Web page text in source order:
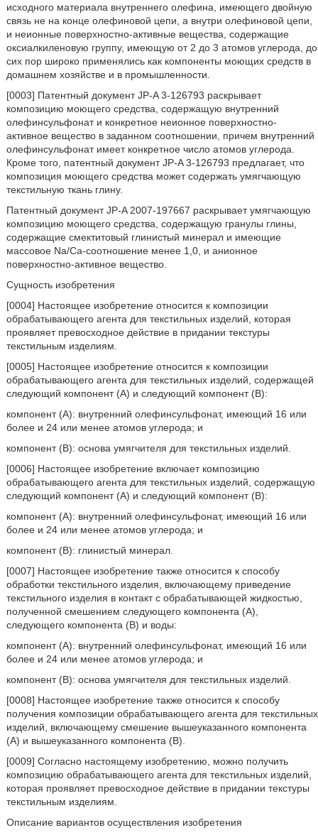
исходного материала внутреннего олефина, имеющего двойную
связь не на конце олефиновой цепи, а внутри олефиновой цепи,
и неионные поверхностно-активные вещества, содержащие
оксиалкиленовую группу, имеющую от 2 до 3 атомов углерода, до
сих пор широко применялись как компоненты моющих средств в
домашнем хозяйстве и в промышленности.
[0003] Патентный документ JP-A 3-126793 раскрывает
композицию моющего средства, содержащую внутренний
олефинсульфонат и конкретное неионное поверхностно-
активное вещество в заданном соотношении, причем внутренний
олефинсульфонат имеет конкретное число атомов углерода.
Кроме того, патентный документ JP-A 3-126793 предлагает, что
композиция моющего средства может содержать умягчающую
текстильную ткань глину.
Патентный документ JP-A 2007-197667 раскрывает умягчающую
композицию моющего средства, содержащую гранулы глины,
содержащие смектитовый глинистый минерал и имеющие
массовое Na/Са-соотношение менее 1,0, и анионное
поверхностно-активное вещество.
Сущность изобретения
[0004] Настоящее изобретение относится к композиции
обрабатывающего агента для текстильных изделий, которая
проявляет превосходное действие в придании текстуры
текстильным изделиям.
[0005] Настоящее изобретение относится к композиции
обрабатывающего агента для текстильных изделий, содержащей
следующий компонент (А) и следующий компонент (В):
компонент (А): внутренний олефинсульфонат, имеющий 16 или
более и 24 или менее атомов углерода; и
компонент (В): основа умягчителя для текстильных изделий.
[0006] Настоящее изобретение включает композицию
обрабатывающего агента для текстильных изделий, содержащую
следующий компонент (А) и следующий компонент (В):
компонент (А): внутренний олефинсульфонат, имеющий 16 или
более и 24 или менее атомов углерода; и
компонент (В): глинистый минерал.
[0007] Настоящее изобретение также относится к способу
обработки текстильного изделия, включающему приведение
текстильного изделия в контакт с обрабатывающей жидкостью,
полученной смешением следующего компонента (А),
следующего компонента (В) и воды:
компонент (А): внутренний олефинсульфонат, имеющий 16 или
более и 24 или менее атомов углерода; и
компонент (В): основа умягчителя для текстильных изделий.
[0008] Настоящее изобретение также относится к способу
получения композиции обрабатывающего агента для текстильных
изделий, включающему смешение вышеуказанного компонента
(А) и вышеуказанного компонента (В).
[0009] Согласно настоящему изобретению, можно получить
композицию обрабатывающего агента для текстильных изделий,
которая проявляет превосходное действие в придании текстуры
текстильным изделиям.
Описание вариантов осуществления изобретения